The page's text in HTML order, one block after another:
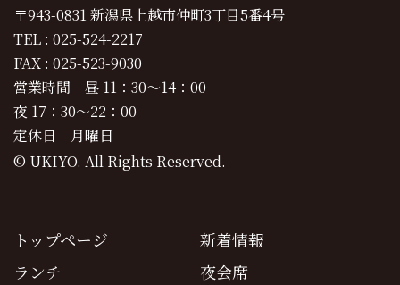
〒943-0831 新潟県上越市仲町3丁目5番4号
TEL : 025-524-2217
FAX : 025-523-9030
営業時間 昼 11：30～14：00
夜 17：30～22：00
定休日 月曜日
© UKIYO. All Rights Reserved.
トップページ
新着情報
ランチ
夜会席